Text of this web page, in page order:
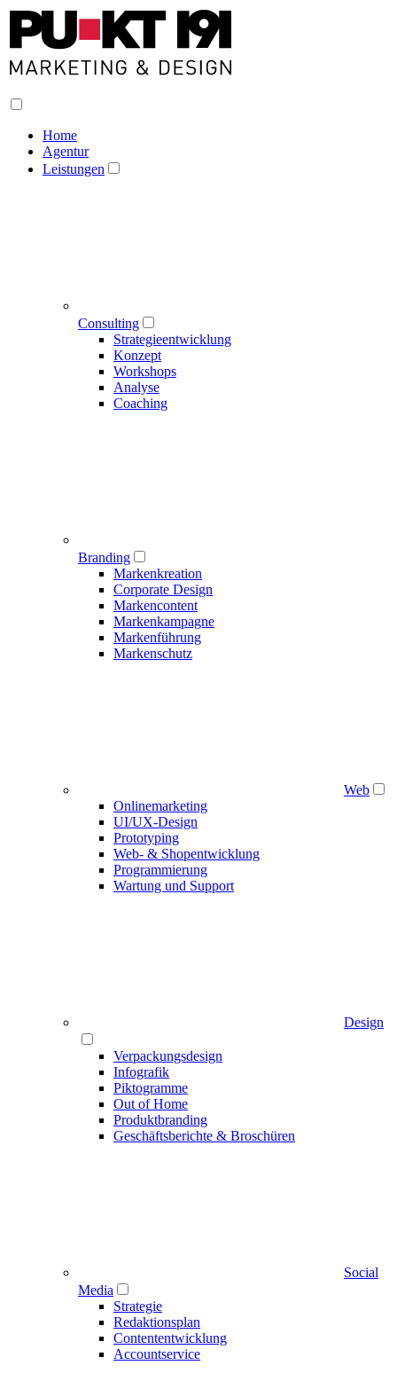
Home
Agentur
Leistungen
Consulting
Strategieentwicklung
Konzept
Workshops
Analyse
Coaching
Branding
Markenkreation
Corporate Design
Markencontent
Markenkampagne
Markenführung
Markenschutz
Web
Onlinemarketing
UI/UX-Design
Prototyping
Web- & Shopentwicklung
Programmierung
Wartung und Support
Design
Verpackungsdesign
Infografik
Piktogramme
Out of Home
Produktbranding
Geschäftsberichte & Broschüren
Social
Media
Strategie
Redaktionsplan
Contententwicklung
Accountservice